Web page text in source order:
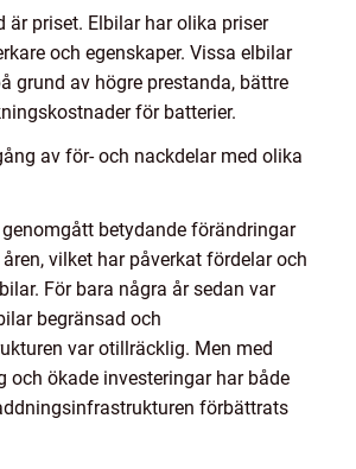
är priset. Elbilar har olika priser
och egenskaper. Vissa elbilar
grund av högre prestanda, bättre
för batterier.
av för- och nackdelar med olika
betydande förändringar
vilket har påverkat fördelar och
För bara några år sedan var
begränsad och
var otillräcklig. Men med
och ökade investeringar har både
förbättrats